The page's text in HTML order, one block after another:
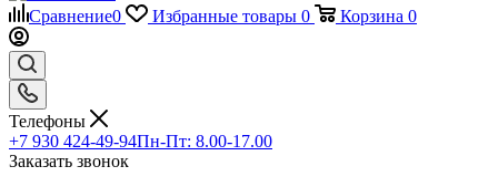
Сравнение0 Избранные товары 0 Корзина 0
Телефоны
+7 930 424-49-94Пн-Пт: 8.00-17.00
Заказать звонок